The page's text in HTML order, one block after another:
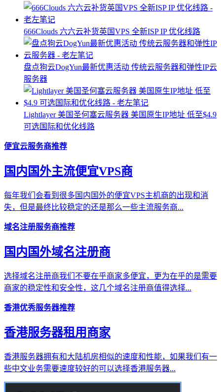
666Clouds 六六云补货英国VPS 全新ISP IP 优化线路
盘点狗云DogYun最新优惠活动 传统云服务器和弹性IP云
服务器
Lightlayer 美国圣何塞云服务器 美国原生IP地址 低至$4.9
可选国际和优化线路
便宜云服务商推荐
国内国外主流便宜VPS商
每年我们会看到很多国内国外的便宜VPS主机商的出现和消
失，但是最终比较稳定的还是那么一些主流服务商...
域名注册服务商推荐
国内国外域名注册商
选择域名注册商我们不要在乎商家多便宜，更为在乎的是需要
商家的稳定性和安全性，这几个域名注册商值得选择...
香港优秀服务器推荐
香港服务器租用商家
香港服务器拥有和大陆机房相似的速度和性能，如果我们有一
些中文业务需要速度较好的可以选择香港服务器...